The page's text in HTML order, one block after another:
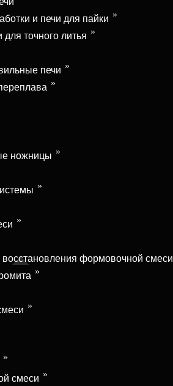
и печи для пайки
точного литья
печи
ножницы
восстановления формовочной смеси
смеси